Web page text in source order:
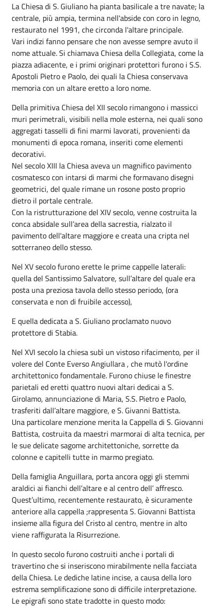
La Chiesa di S. Giuliano ha pianta basilicale a tre navate; la
centrale, più ampia, termina nell'abside con coro in legno,
restaurato nel 1991, che circonda l'altare principale.
Vari indizi fanno pensare che non avesse sempre avuto il
nome attuale. Si chiamava Chiesa della Collegiata, come la
piazza adiacente, e i primi originari protettori furono i S.S.
Apostoli Pietro e Paolo, dei quali la Chiesa conservava
memoria con un altare eretto a loro nome.
Della primitiva Chiesa del XII secolo rimangono i massicci
muri perimetrali, visibili nella mole esterna, nei quali sono
aggregati tasselli di fini marmi lavorati, provenienti da
monumenti di epoca romana, inseriti come elementi
decorativi.
Nel secolo XIII la Chiesa aveva un magnifico pavimento
cosmatesco con intarsi di marmi che formavano disegni
geometrici, del quale rimane un rosone posto proprio
dietro il portale centrale.
Con la ristrutturazione del XIV secolo, venne costruita la
conca absidale sull’area della sacrestia, rialzato il
pavimento dell'altare maggiore e creata una cripta nel
sotterraneo dello stesso.
Nel XV secolo furono erette le prime cappelle laterali:
quella del Santissimo Salvatore, sull’altare del quale era
posta una preziosa tavola dello stesso periodo, (ora
conservata e non di fruibile accesso),
E quella dedicata a S. Giuliano proclamato nuovo
protettore di Stabia.
Nel XVI secolo la chiesa subì un vistoso rifacimento, per il
volere del Conte Everso Angiullara , che mutò l'ordine
architettonico fondamentale. Furono chiuse le finestre
parietali ed eretti quattro nuovi altari dedicai a S.
Girolamo, annunciazione di Maria, S.S. Pietro e Paolo,
trasferiti dall’altare maggiore, e S. Givanni Battista.
Una particolare menzione merita la Cappella di S. Giovanni
Battista, costruita da maestri marmorai di alta tecnica, per
le sue delicate sagome architettoniche, sorrette da
colonne e capitelli tutte in marmo pregiato.
Della famiglia Anguillara, porta ancora oggi gli stemmi
araldici ai fianchi dell’altare e al centro dell’ affresco.
Quest’ultimo, recentemente restaurato, è sicuramente
anteriore alla cappella ;rappresenta S. Giovanni Battista
insieme alla figura del Cristo al centro, mentre in alto
viene raffigurata la Risurrezione.
In questo secolo furono costruiti anche i portali di
travertino che si inseriscono mirabilmente nella facciata
della Chiesa. Le dediche latine incise, a causa della loro
estrema semplificazione sono di difficile interpretazione.
Le epigrafi sono state tradotte in questo modo: